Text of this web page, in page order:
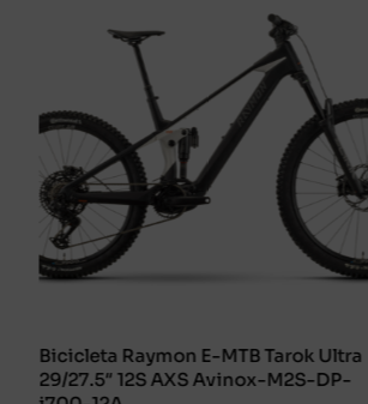
E-MTB Tarok Ultra
AXS Avinox-M2S-DP-
Bicicleta
29/27.5″